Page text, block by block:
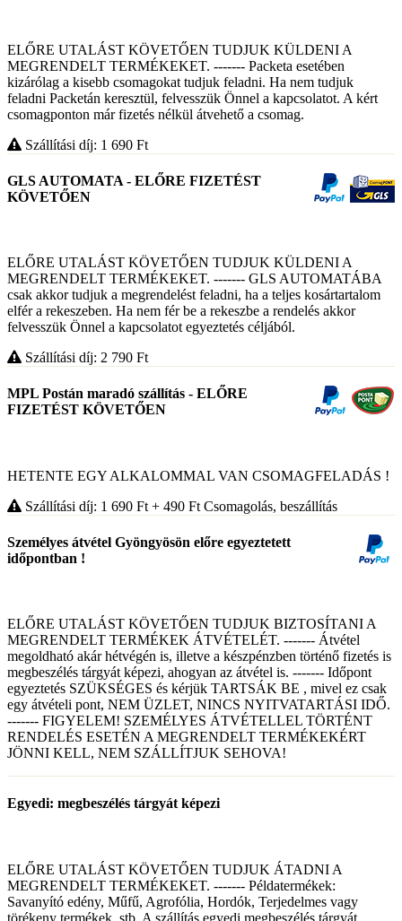
ELŐRE UTALÁST KÖVETŐEN TUDJUK KÜLDENI A
MEGRENDELT TERMÉKEKET. ------- Packeta esetében
kizárólag a kisebb csomagokat tudjuk feladni. Ha nem tudjuk
feladni Packetán keresztül, felvesszük Önnel a kapcsolatot. A kért
csomagponton már fizetés nélkül átvehető a csomag.
Szállítási díj: 1 690 Ft
GLS AUTOMATA - ELŐRE FIZETÉST
KÖVETŐEN
ELŐRE UTALÁST KÖVETŐEN TUDJUK KÜLDENI A
MEGRENDELT TERMÉKEKET. ------- GLS AUTOMATÁBA
csak akkor tudjuk a megrendelést feladni, ha a teljes kosártartalom
elfér a rekeszeben. Ha nem fér be a rekeszbe a rendelés akkor
felvesszük Önnel a kapcsolatot egyeztetés céljából.
Szállítási díj: 2 790 Ft
MPL Postán maradó szállítás - ELŐRE
FIZETÉST KÖVETŐEN
HETENTE EGY ALKALOMMAL VAN CSOMAGFELADÁS !
Szállítási díj: 1 690 Ft + 490 Ft Csomagolás, beszállítás
Személyes átvétel Gyöngyösön előre egyeztetett
időpontban !
ELŐRE UTALÁST KÖVETŐEN TUDJUK BIZTOSÍTANI A
MEGRENDELT TERMÉKEK ÁTVÉTELÉT. ------- Átvétel
megoldható akár hétvégén is, illetve a készpénzben történő fizetés is
megbeszélés tárgyát képezi, ahogyan az átvétel is. ------- Időpont
egyeztetés SZÜKSÉGES és kérjük TARTSÁK BE , mivel ez csak
egy átvételi pont, NEM ÜZLET, NINCS NYITVATARTÁSI IDŐ.
------- FIGYELEM! SZEMÉLYES ÁTVÉTELLEL TÖRTÉNT
RENDELÉS ESETÉN A MEGRENDELT TERMÉKEKÉRT
JÖNNI KELL, NEM SZÁLLÍTJUK SEHOVA!
Egyedi: megbeszélés tárgyát képezi
ELŐRE UTALÁST KÖVETŐEN TUDJUK ÁTADNI A
MEGRENDELT TERMÉKEKET. ------- Példatermékek:
Savanyító edény, Műfű, Agrofólia, Hordók, Terjedelmes vagy
törékeny termékek, stb. A szállítás egyedi megbeszélés tárgyát